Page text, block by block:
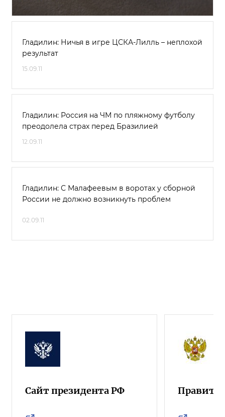
Гладилин: Ничья в игре ЦСКА-Лилль – неплохой
результат
15.09.11
Гладилин: Россия на ЧМ по пляжному футболу
преодолела страх перед Бразилией
12.09.11
Гладилин: С Малафеевым в воротах у сборной
России не должно возникнуть проблем
02.09.11
Сайт президента РФ